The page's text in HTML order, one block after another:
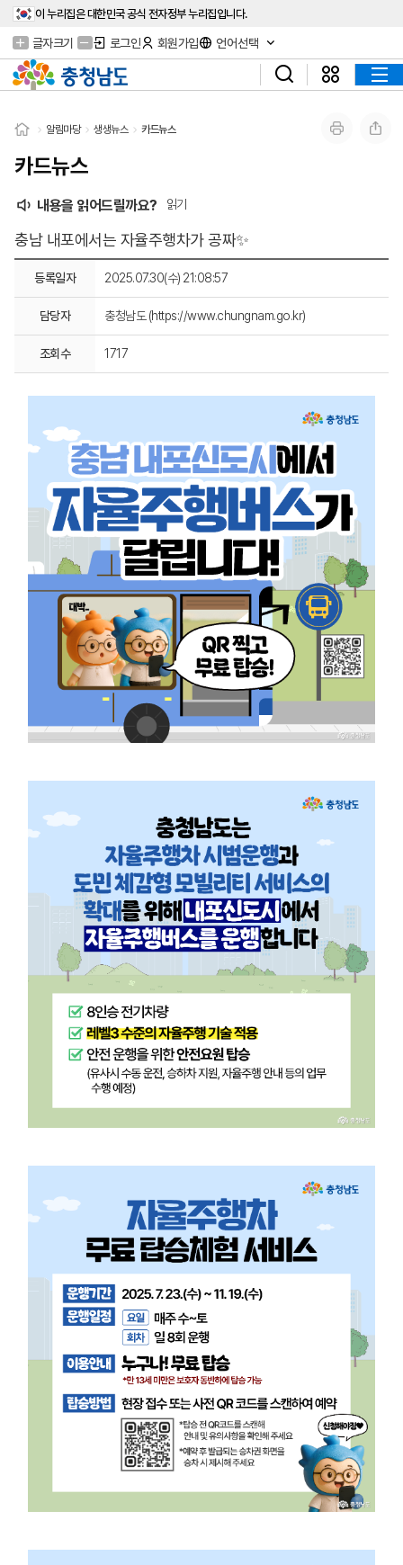
이 누리집은 대한민국 공식 전자정부 누리집입니다.
글자크기 로그인 회원가입 언어선택
알림마당 생생뉴스 카드뉴스
카드뉴스
내용을 읽어드릴까요? 읽기
충남 내포에서는 자율주행차가 공짜✨
등록일자 2025.07.30(수) 21:08:57
담당자 충청남도 (https://www.chungnam.go.kr)
조회수 1717